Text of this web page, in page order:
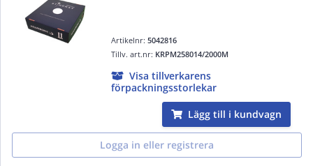
Artikelnr:5042816
Tillv. art.nr: KRPM258014/2000M
Visa tillverkarens
förpackningsstorlekar
Lägg till i kundvagn
Logga in eller registrera